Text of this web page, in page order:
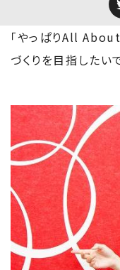
「やっぱりAll About
づくりを目指したい